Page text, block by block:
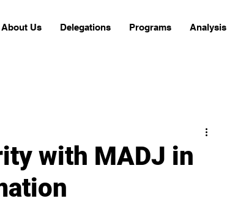
About Us Delegations Programs Analysis
with MADJ in